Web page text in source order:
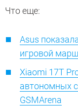
Что еще:
Asus
игровой
Xiaomi 17T
автономных
GSMArena